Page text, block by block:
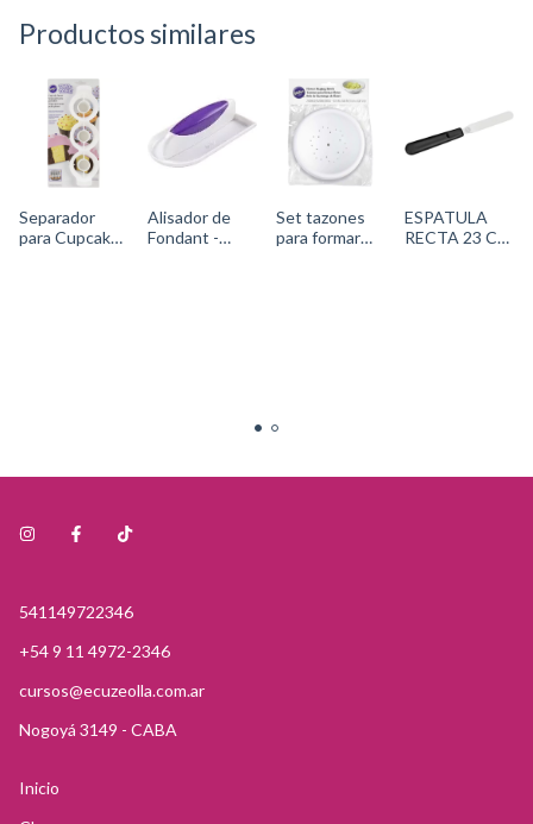
Productos similares
Separador
para Cupcake
Alisador de
Fondant -
Set tazones
para formar
ESPATULA
RECTA 23 CM
541149722346
+54 9 11 4972-2346
cursos@ecuzeolla.com.ar
Nogoyá 3149 - CABA
Inicio